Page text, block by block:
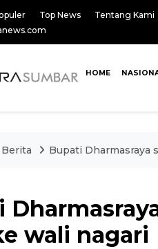
Top News Tentang Kami
HOME
Berita Bupati Dharmasraya
wali nagari